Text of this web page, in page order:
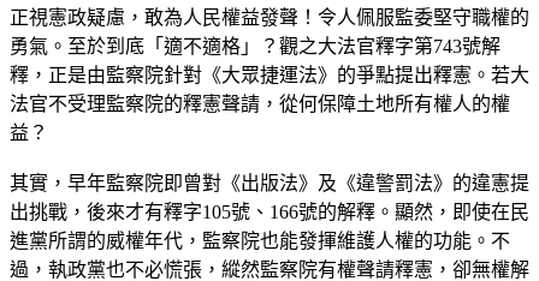
正視憲政疑慮，敢為人民權益發聲！令人佩服監委堅守職權的
勇氣。至於到底「適不適格」？觀之大法官釋字第743號解
釋，正是由監察院針對《大眾捷運法》的爭點提出釋憲。若大
法官不受理監察院的釋憲聲請，從何保障土地所有權人的權
益？
其實，早年監察院即曾對《出版法》及《違警罰法》的違憲提
出挑戰，後來才有釋字105號、166號的解釋。顯然，即使在民
進黨所謂的威權年代，監察院也能發揮維護人權的功能。不
過，執政黨也不必慌張，縱然監察院有權聲請釋憲，卻無權解